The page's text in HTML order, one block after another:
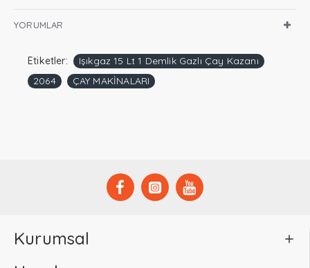
YORUMLAR
Etiketler:
Işıkgaz 15 Lt 1 Demlik Gazlı Çay Kazanı
2064
ÇAY MAKİNALARI
Kurumsal